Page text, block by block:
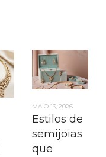
MAIO 13, 2026
Estilos de
semijoias
que